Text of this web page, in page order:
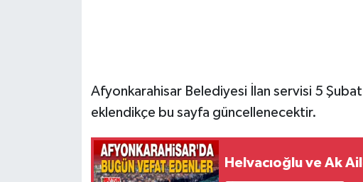
Afyonkarahisar Belediyesi İlan servisi 5
eklendikçe bu sayfa güncellenecektir.
Helvacıoğlu ve Ak